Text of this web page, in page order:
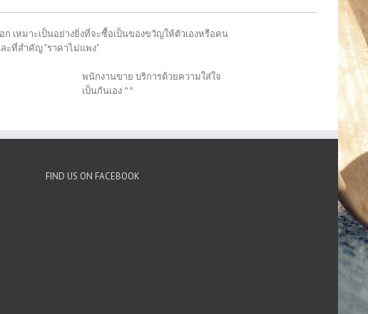
เหมาะเป็นอย่างยิ่งที่จะซื้อเป็นของขวัญให้ตัวเองหรือคน
ะที่สำคัญ "ราคาไม่แพง"
พนักงานขาย บริการด้วยความใส่ใจ
เป็นกันเอง ^^
FIND US ON FACEBOOK